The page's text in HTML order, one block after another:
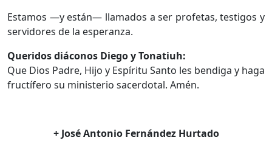
Estamos —y están— llamados a ser profetas, testigos y
servidores de la esperanza.
Queridos diáconos Diego y Tonatiuh:
Que Dios Padre, Hijo y Espíritu Santo les bendiga y haga
fructífero su ministerio sacerdotal. Amén.
+ José Antonio Fernández Hurtado